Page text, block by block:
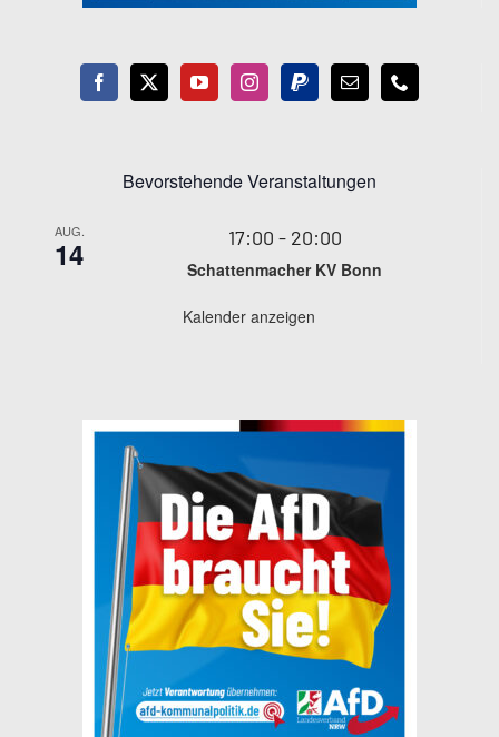
Bevorstehende Veranstaltungen
AUG.
14 17:00 - 20:00
Schattenmacher KV Bonn
Kalender anzeigen